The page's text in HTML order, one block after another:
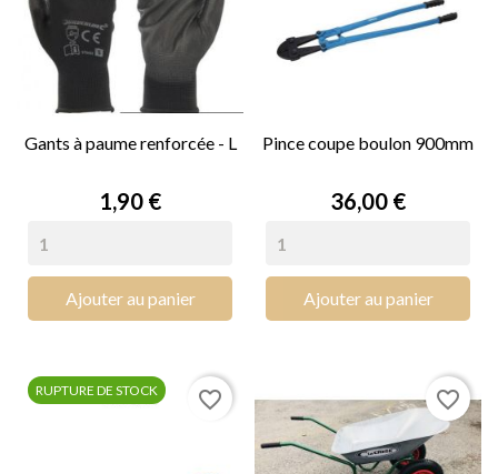
Gants à paume renforcée - L
Prix
1,90 €
Ajouter au panier
Pince coupe boulon 900mm
Prix
36,00 €
Ajouter au panier
RUPTURE DE STOCK favorite_border favorite_border